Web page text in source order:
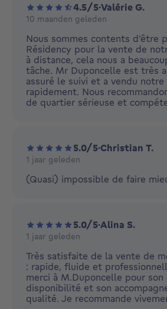
4.5/5·Valérie G.
10 maanden geleden
Nous sommes contents d'être
Résidency pour la vente de
à distance, cela nous a
tâche. Mr Duponcelle est très
assuré le suivi et a vendu notre
rapidement. Nous
de quartier sérieuse et
5.0/5·Christian T.
1 jaar geleden
(Quasi) impossible de faire
5.0/5·Alina S.
1 jaar geleden
Très satisfaite de la vente de
: rapide, fluide et
merci à M.Duponcelle pour son
disponibilité et son
qualité. Je recommande